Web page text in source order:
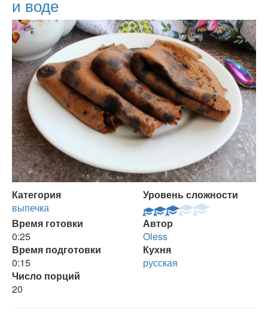
и воде
Категория
выпечка
Уровень сложности
Время готовки
0:25
Автор
Oless
Время подготовки
0:15
Кухня
русская
Число порций
20